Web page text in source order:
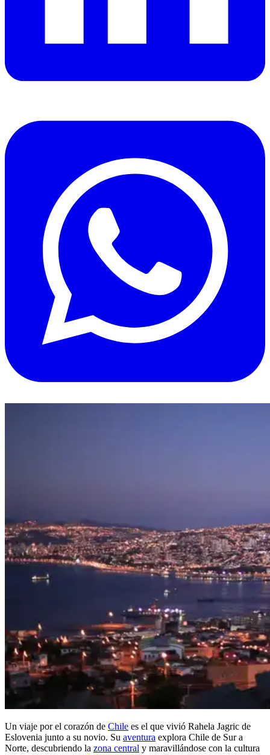
Un viaje por el corazón de Chile es el que vivió Rahela Jagric de
Eslovenia junto a su novio. Su aventura explora Chile de Sur a
Norte, descubriendo la zona central y maravillándose con la cultura